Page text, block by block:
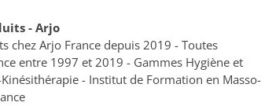
- Arjo
chez Arjo France depuis 2019 - Toutes
entre 1997 et 2019 - Gammes Hygiène et
- Institut de Formation en Masso-